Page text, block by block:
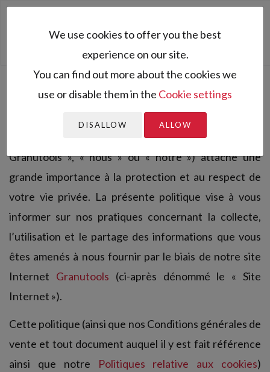
Politique de confidentialité
La société Granutools (ci-après dénommée «
Granutools », « nous » ou « notre ») attache une
grande importance à la protection et au respect de
votre vie privée. La présente politique vise à vous
informer sur nos pratiques concernant la collecte,
l’utilisation et le partage des informations que vous
êtes amenés à nous fournir par le biais de notre site
Internet Granutools (ci-après dénommé le « Site
Internet »).
Cette politique (ainsi que nos Conditions générales de
vente et tout document auquel il y est fait référence
ainsi que notre
Politiques relative aux cookies)
We use cookies to offer you the best
experience on our site.
You can find out more about the cookies we
use or disable them in the Cookie settings
DISALLOW ALLOW